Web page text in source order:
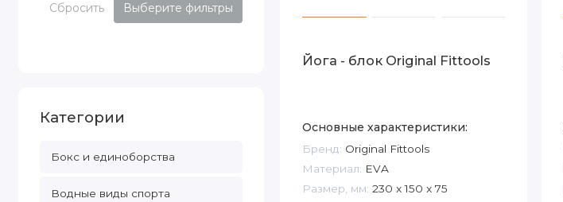
Сбросить Выберите фильтры
Категории
Бокс и единоборства
Водные виды спорта
Йога - блок Original Fittools
Основные характеристики:
Бренд: Original Fittools
Материал: EVA
Размер, мм: 230 x 150 x 75